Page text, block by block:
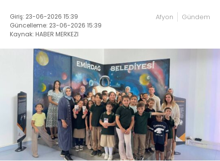
Giriş: 23-06-2026 15:39
Güncelleme: 23-06-2026 15:39
Kaynak: HABER MERKEZI
Afyon Gündem